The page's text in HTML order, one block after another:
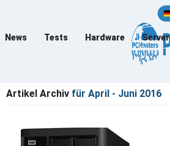
News Tests Hardware Server
Artikel Archiv für April - Juni 2016